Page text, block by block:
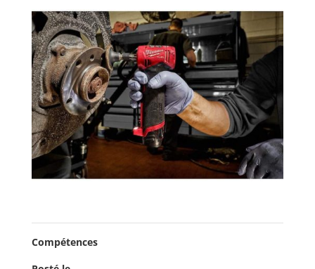
Compétences